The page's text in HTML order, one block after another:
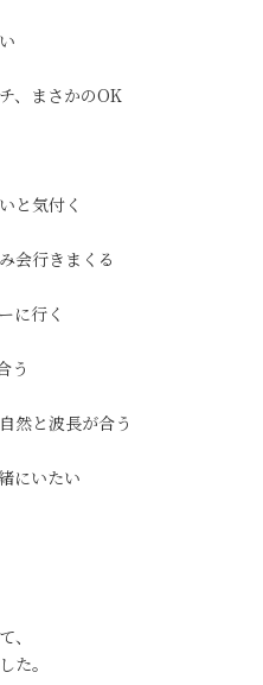
、まさかのOK
と気付く
会行きまくる
に行く
う
然と波長が合う
にいたい
、
た。